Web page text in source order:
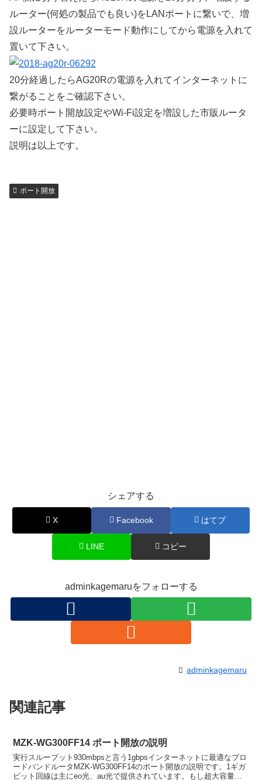
ルーター(何処の製品でも良い)をLANポートに繋いで、増
設ルーターをルーターモード動作にしてから電源を入れて
置いて下さい。
20分経過したらAG20Rの電源を入れてインターネットに
繋がることをご確認下さい。
必要時ポート開放設定やWi-Fi設定を増設した市販ルータ
ーに設定して下さい。
説明は以上です。
ポート開放
シェアする
X Facebook はてブ
LINE コピー
adminkagemaruをフォローする
adminkagemaru
関連記事
MZK-WG300FF14 ポート開放の説明
実行スループット930mbpsと言う1gbpsインターネットに最適なブロ
ードバンドルータMZK-WG300FF14のポート開放の説明です。1ギガ
ビット回線は主にeo光、au光で提供されています。もし超大容量ギ